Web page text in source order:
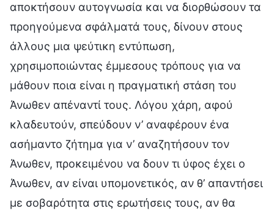
αποκτήσουν αυτογνωσία και να διορθώσουν τα
προηγούμενα σφάλματά τους, δίνουν στους
άλλους μια ψεύτικη εντύπωση,
χρησιμοποιώντας έμμεσους τρόπους για να
μάθουν ποια είναι η πραγματική στάση του
Άνωθεν απέναντί τους. Λόγου χάρη, αφού
κλαδευτούν, σπεύδουν ν’ αναφέρουν ένα
ασήμαντο ζήτημα για ν’ αναζητήσουν τον
Άνωθεν, προκειμένου να δουν τι ύφος έχει ο
Άνωθεν, αν είναι υπομονετικός, αν θ’ απαντήσει
με σοβαρότητα στις ερωτήσεις τους, αν θα